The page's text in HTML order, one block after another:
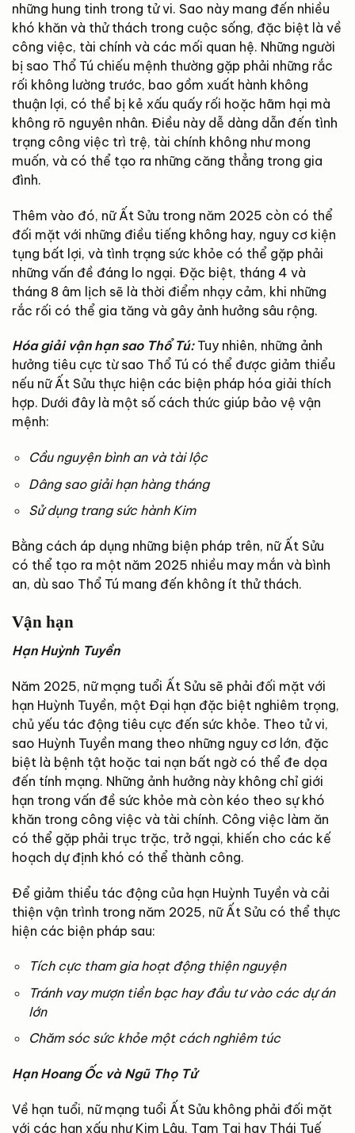
những hung tinh trong tử vi. Sao này mang đến nhiều
khó khăn và thử thách trong cuộc sống, đặc biệt là về
công việc, tài chính và các mối quan hệ. Những người
bị sao Thổ Tú chiếu mệnh thường gặp phải những rắc
rối không lường trước, bao gồm xuất hành không
thuận lợi, có thể bị kẻ xấu quấy rối hoặc hãm hại mà
không rõ nguyên nhân. Điều này dễ dàng dẫn đến tình
trạng công việc trì trệ, tài chính không như mong
muốn, và có thể tạo ra những căng thẳng trong gia
đình.
Thêm vào đó, nữ Ất Sửu trong năm 2025 còn có thể
đối mặt với những điều tiếng không hay, nguy cơ kiện
tụng bất lợi, và tình trạng sức khỏe có thể gặp phải
những vấn đề đáng lo ngại. Đặc biệt, tháng 4 và
tháng 8 âm lịch sẽ là thời điểm nhạy cảm, khi những
rắc rối có thể gia tăng và gây ảnh hưởng sâu rộng.
Hóa giải vận hạn sao Thổ Tú: Tuy nhiên, những ảnh
hưởng tiêu cực từ sao Thổ Tú có thể được giảm thiểu
nếu nữ Ất Sửu thực hiện các biện pháp hóa giải thích
hợp. Dưới đây là một số cách thức giúp bảo vệ vận
mệnh:
Cầu nguyện bình an và tài lộc
Dâng sao giải hạn hàng tháng
Sử dụng trang sức hành Kim
Bằng cách áp dụng những biện pháp trên, nữ Ất Sửu
có thể tạo ra một năm 2025 nhiều may mắn và bình
an, dù sao Thổ Tú mang đến không ít thử thách.
Vận hạn
Hạn Huỳnh Tuyền
Năm 2025, nữ mạng tuổi Ất Sửu sẽ phải đối mặt với
hạn Huỳnh Tuyền, một Đại hạn đặc biệt nghiêm trọng,
chủ yếu tác động tiêu cực đến sức khỏe. Theo tử vi,
sao Huỳnh Tuyền mang theo những nguy cơ lớn, đặc
biệt là bệnh tật hoặc tai nạn bất ngờ có thể đe dọa
đến tính mạng. Những ảnh hưởng này không chỉ giới
hạn trong vấn đề sức khỏe mà còn kéo theo sự khó
khăn trong công việc và tài chính. Công việc làm ăn
có thể gặp phải trục trặc, trở ngại, khiến cho các kế
hoạch dự định khó có thể thành công.
Để giảm thiểu tác động của hạn Huỳnh Tuyền và cải
thiện vận trình trong năm 2025, nữ Ất Sửu có thể thực
hiện các biện pháp sau:
Tích cực tham gia hoạt động thiện nguyện
Tránh vay mượn tiền bạc hay đầu tư vào các dự án
lớn
Chăm sóc sức khỏe một cách nghiêm túc
Hạn Hoang Ốc và Ngũ Thọ Tử
Về hạn tuổi, nữ mạng tuổi Ất Sửu không phải đối mặt
với các hạn xấu như Kim Lâu, Tam Tai hay Thái Tuế